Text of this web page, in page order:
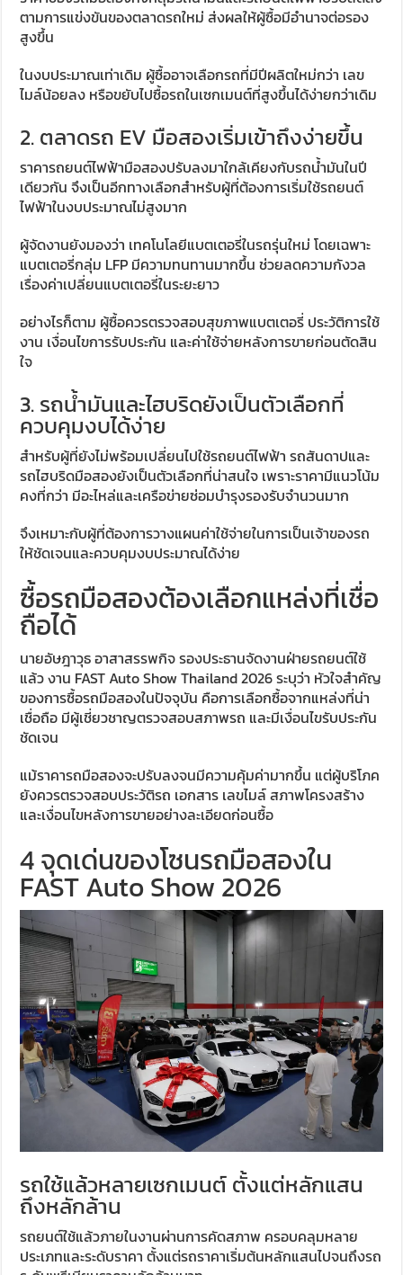
ตามการแข่งขันของตลาดรถใหม่ ส่งผลให้ผู้ซื้อมีอำนาจต่อรอง
สูงขึ้น
ในงบประมาณเท่าเดิม ผู้ซื้ออาจเลือกรถที่มีปีผลิตใหม่กว่า เลข
ไมล์น้อยลง หรือขยับไปซื้อรถในเซกเมนต์ที่สูงขึ้นได้ง่ายกว่าเดิม
2. ตลาดรถ EV มือสองเริ่มเข้าถึงง่ายขึ้น
ราคารถยนต์ไฟฟ้ามือสองปรับลงมาใกล้เคียงกับรถน้ำมันในปี
เดียวกัน จึงเป็นอีกทางเลือกสำหรับผู้ที่ต้องการเริ่มใช้รถยนต์
ไฟฟ้าในงบประมาณไม่สูงมาก
ผู้จัดงานยังมองว่า เทคโนโลยีแบตเตอรี่ในรถรุ่นใหม่ โดยเฉพาะ
แบตเตอรี่กลุ่ม LFP มีความทนทานมากขึ้น ช่วยลดความกังวล
เรื่องค่าเปลี่ยนแบตเตอรี่ในระยะยาว
อย่างไรก็ตาม ผู้ซื้อควรตรวจสอบสุขภาพแบตเตอรี่ ประวัติการใช้
งาน เงื่อนไขการรับประกัน และค่าใช้จ่ายหลังการขายก่อนตัดสิน
ใจ
3. รถน้ำมันและไฮบริดยังเป็นตัวเลือกที่
ควบคุมงบได้ง่าย
สำหรับผู้ที่ยังไม่พร้อมเปลี่ยนไปใช้รถยนต์ไฟฟ้า รถสันดาปและ
รถไฮบริดมือสองยังเป็นตัวเลือกที่น่าสนใจ เพราะราคามีแนวโน้ม
คงที่กว่า มีอะไหล่และเครือข่ายซ่อมบำรุงรองรับจำนวนมาก
จึงเหมาะกับผู้ที่ต้องการวางแผนค่าใช้จ่ายในการเป็นเจ้าของรถ
ให้ชัดเจนและควบคุมงบประมาณได้ง่าย
ซื้อรถมือสองต้องเลือกแหล่งที่เชื่อ
ถือได้
นายอัษฎาวุธ อาสาสรรพกิจ รองประธานจัดงานฝ่ายรถยนต์ใช้
แล้ว งาน FAST Auto Show Thailand 2026 ระบุว่า หัวใจสำคัญ
ของการซื้อรถมือสองในปัจจุบัน คือการเลือกซื้อจากแหล่งที่น่า
เชื่อถือ มีผู้เชี่ยวชาญตรวจสอบสภาพรถ และมีเงื่อนไขรับประกัน
ชัดเจน
แม้ราคารถมือสองจะปรับลงจนมีความคุ้มค่ามากขึ้น แต่ผู้บริโภค
ยังควรตรวจสอบประวัติรถ เอกสาร เลขไมล์ สภาพโครงสร้าง
และเงื่อนไขหลังการขายอย่างละเอียดก่อนซื้อ
4 จุดเด่นของโซนรถมือสองใน
FAST Auto Show 2026
รถใช้แล้วหลายเซกเมนต์ ตั้งแต่หลักแสน
ถึงหลักล้าน
รถยนต์ใช้แล้วภายในงานผ่านการคัดสภาพ ครอบคลุมหลาย
ประเภทและระดับราคา ตั้งแต่รถราคาเริ่มต้นหลักแสนไปจนถึงรถ